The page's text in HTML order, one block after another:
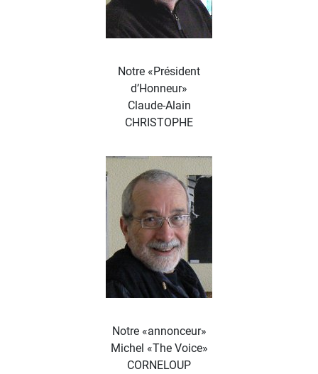
Notre «Président
d’Honneur»
Claude-Alain
CHRISTOPHE
Notre «annonceur»
Michel «The Voice»
CORNELOUP